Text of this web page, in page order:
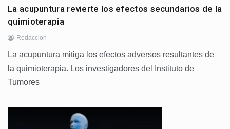
La acupuntura revierte los efectos secundarios de la
quimioterapia
Redaccion
La acupuntura mitiga los efectos adversos resultantes de
la quimioterapia. Los investigadores del Instituto de
Tumores